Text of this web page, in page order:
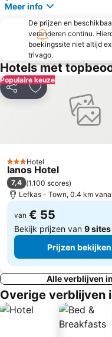
Kathisma
Mytikas
Meer info
De prijzen en
veranderen continu.
boekingssite niet altijd
trivago.
Hotels met
Populaire keuze
Delen Toevoegen aan
3 Sterren
Hotel
Ianos Hotel
7,4 (1.100 scores)
Lefkas - Town, 0.4 km
van € 55
Bekijk prijzen van 9 sites
Prijzen bekijken
Alle verblijven
Overige verblijven